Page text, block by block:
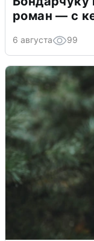
роман — с
6 августа 99